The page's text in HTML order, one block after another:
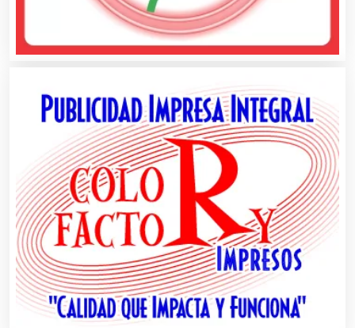
Alquiler de Equipos para Fiestas
Alquiler de Sillas y Mesas
Alquiler de Trajes de Etiqueta
Alta Costura
Aluminio